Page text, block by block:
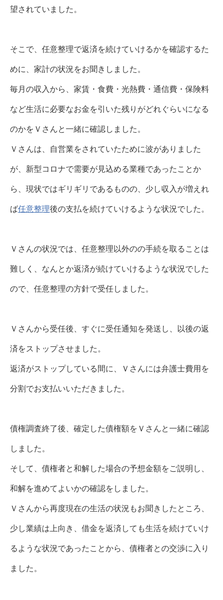
望されていました。
そこで、任意整理で返済を続けていけるかを確認するた
めに、家計の状況をお聞きしました。
毎月の収入から、家賃・食費・光熱費・通信費・保険料
など生活に必要なお金を引いた残りがどれぐらいになる
のかをＶさんと一緒に確認しました。
Ｖさんは、自営業をされていたために波がありました
が、新型コロナで需要が見込める業種であったことか
ら、現状ではギリギリであるものの、少し収入が増えれ
ば任意整理後の支払を続けていけるような状況でした。
Ｖさんの状況では、任意整理以外のの手続を取ることは
難しく、なんとか返済が続けていけるような状況でした
ので、任意整理の方針で受任しました。
Ｖさんから受任後、すぐに受任通知を発送し、以後の返
済をストップさせました。
返済がストップしている間に、Ｖさんには弁護士費用を
分割でお支払いいただきました。
債権調査終了後、確定した債権額をＶさんと一緒に確認
しました。
そして、債権者と和解した場合の予想金額をご説明し、
和解を進めてよいかの確認をしました。
Ｖさんから再度現在の生活の状況もお聞きしたところ、
少し業績は上向き、借金を返済しても生活を続けていけ
るような状況であったことから、債権者との交渉に入り
ました。